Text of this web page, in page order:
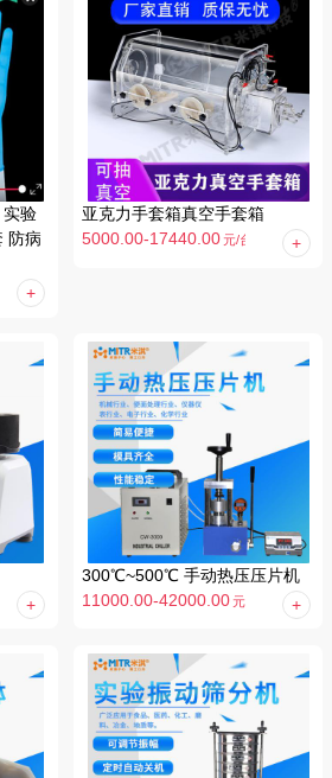
实验
防病
亚克力手套箱真空手套箱
5000.00-17440.00元/台
300℃~500℃ 手动热压压片机
11000.00-42000.00元/台